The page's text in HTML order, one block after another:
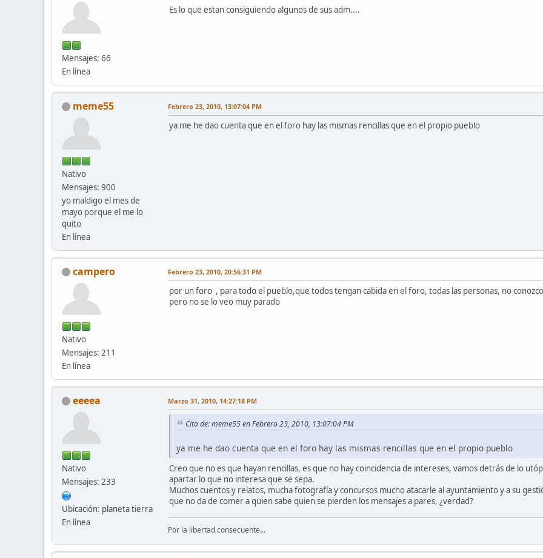
Mensajes: 66
En línea
Es lo que estan consiguiendo algunos de sus adm....
meme55
Nativo
Mensajes: 900
yo maldigo el mes de
mayo porque el me lo
quito
En línea
Febrero 23, 2010, 13:07:04 PM
ya me he dao cuenta que en el foro hay las mismas rencillas que en el propio pueblo
campero
Nativo
Mensajes: 211
En línea
Febrero 23, 2010, 20:56:31 PM
por un foro , para todo el pueblo,que todos tengan cabida en el foro, todas las personas, no
pero no se lo veo muy parado
eeeea
Nativo
Mensajes: 233
Ubicación: planeta tierra
En línea
Marzo 31, 2010, 14:27:18 PM
Cita de: meme55 en Febrero 23, 2010, 13:07:04 PM
ya me he dao cuenta que en el foro hay las mismas rencillas que en el propio pueblo
Creo que no es que hayan rencillas, es que no hay coincidencia de intereses, vamos detrás de lo
apartar lo que no interesa que se sepa.
Muchos cuentos y relatos, mucha fotografía y concursos mucho atacarle al ayuntamiento y a su
que no da de comer a quien sabe quien se pierden los mensajes a pares, ¿verdad?
Por la libertad consecuente...